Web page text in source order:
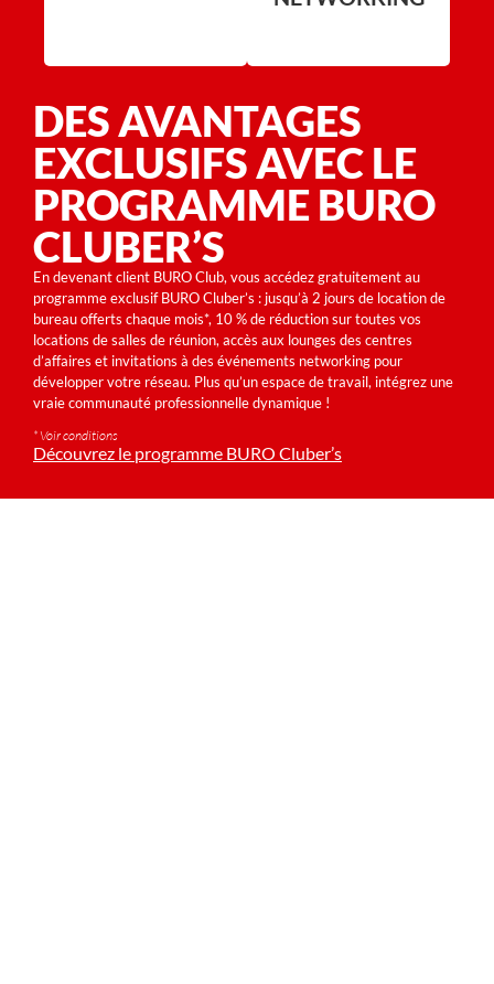
DES AVANTAGES
EXCLUSIFS AVEC LE
PROGRAMME BURO
CLUBER’S
En devenant client BURO Club, vous accédez gratuitement au
programme exclusif BURO Cluber’s : jusqu’à 2 jours de location de
bureau offerts chaque mois*, 10 % de réduction sur toutes vos
locations de salles de réunion, accès aux lounges des centres
d’affaires et invitations à des événements networking pour
développer votre réseau. Plus qu’un espace de travail, intégrez une
vraie communauté professionnelle dynamique !
* Voir conditions
Découvrez le programme BURO Cluber’s